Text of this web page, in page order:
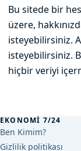
Bu sitede bir
üzere,
isteyebilirsiniz.
isteyebilirsiniz.
hiçbir veriyi
EKONOMI 7/24
Ben Kimim?
Gizlilik politikası